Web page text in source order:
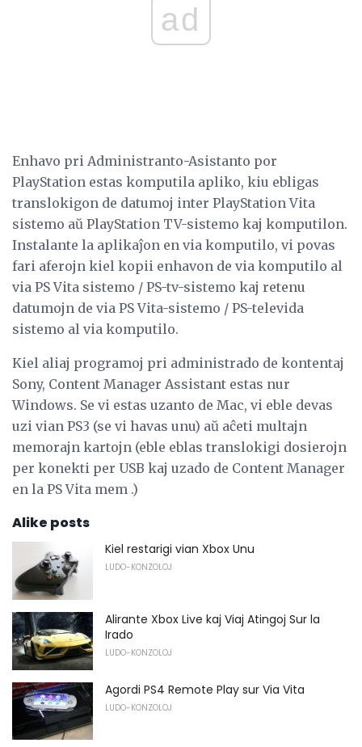
ad
Enhavo pri Administranto-Asistanto por
PlayStation estas komputila apliko, kiu ebligas
translokigon de datumoj inter PlayStation Vita
sistemo aŭ PlayStation TV-sistemo kaj komputilon.
Instalante la aplikaĵon en via komputilo, vi povas
fari aferojn kiel kopii enhavon de via komputilo al
via PS Vita sistemo / PS-tv-sistemo kaj retenu
datumojn de via PS Vita-sistemo / PS-televida
sistemo al via komputilo.
Kiel aliaj programoj pri administrado de kontentaj
Sony, Content Manager Assistant estas nur
Windows. Se vi estas uzanto de Mac, vi eble devas
uzi vian PS3 (se vi havas unu) aŭ aĉeti multajn
memorajn kartojn (eble eblas translokigi dosierojn
per konekti per USB kaj uzado de Content Manager
en la PS Vita mem .)
Alike posts
Kiel restarigi vian Xbox Unu
LUDO-KONZOLOJ
Alirante Xbox Live kaj Viaj Atingoj Sur la
Irado
LUDO-KONZOLOJ
Agordi PS4 Remote Play sur Via Vita
LUDO-KONZOLOJ